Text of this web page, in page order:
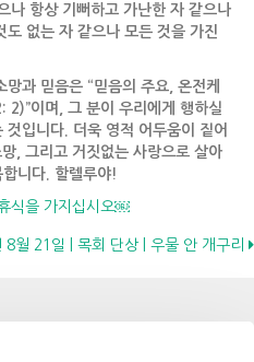
나 항상 기뻐하고 가난한 자 같으나
도 없는 자 같으나 모든 것을 가진
망과 믿음은 “믿음의 주요, 온전케
2)”이며, 그 분이 우리에게 행하실
입니다. 더욱 영적 어두움이 짙어
, 그리고 거짓없는 사랑으로 살아
니다. 할렐루야!
식을 가지십시오￼
8월 21일 | 목회 단상 | 우물 안 개구리